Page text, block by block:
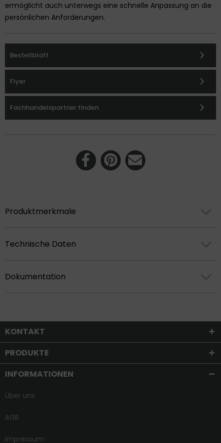
ermöglicht auch unterwegs eine schnelle Anpassung an die
persönlichen Anforderungen.
Bestellblatt
Fachhandelspartner finden
Flyer
Produktmerkmale
Technische Daten
Dokumentation
KONTAKT
PRODUKTE
INFORMATIONEN
Über uns
AGB
Impressum